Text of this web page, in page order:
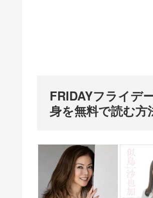
FRIDAYフライデ
身を無料で読む方